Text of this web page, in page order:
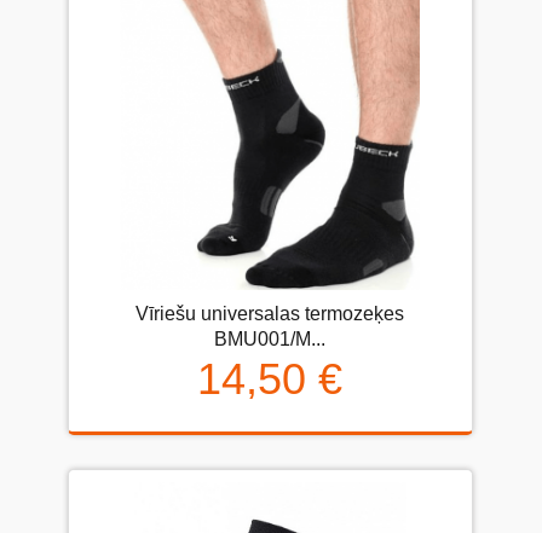
Vīriešu universalas termozeķes
BMU001/М...
14,50 €